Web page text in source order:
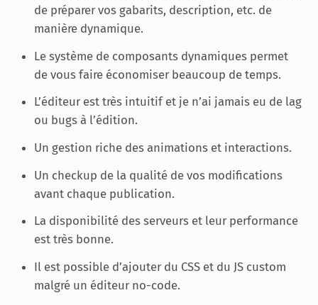
de préparer vos gabarits, description, etc. de
manière dynamique.
Le système de composants dynamiques permet
de vous faire économiser beaucoup de temps.
L’éditeur est très intuitif et je n’ai jamais eu de lag
ou bugs à l’édition.
Un gestion riche des animations et interactions.
Un checkup de la qualité de vos modifications
avant chaque publication.
La disponibilité des serveurs et leur performance
est très bonne.
Il est possible d’ajouter du CSS et du JS custom
malgré un éditeur no-code.